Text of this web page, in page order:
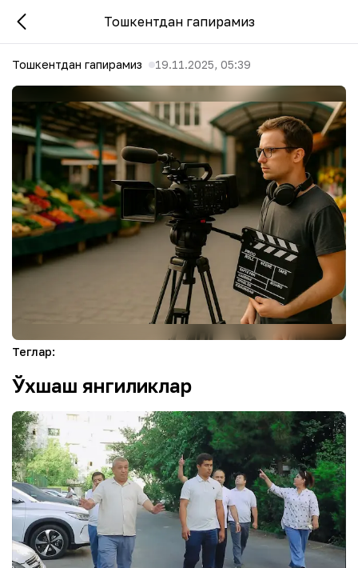
Тошкентдан гапирамиз
Тошкентдан гапирамиз 19.11.2025, 05:39
Теглар:
Ўхшаш янгиликлар